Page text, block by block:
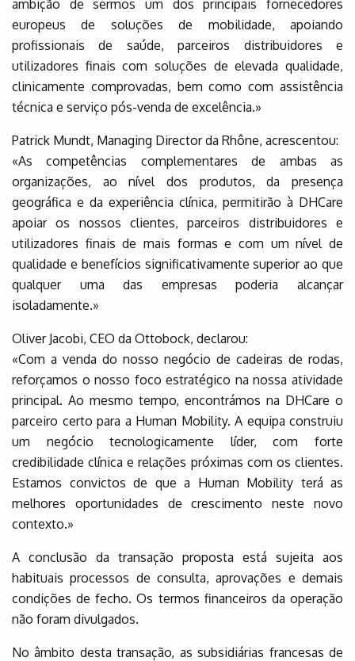
ambição de sermos um dos principais fornecedores
europeus de soluções de mobilidade, apoiando
profissionais de saúde, parceiros distribuidores e
utilizadores finais com soluções de elevada qualidade,
clinicamente comprovadas, bem como com assistência
técnica e serviço pós-venda de excelência.»
Patrick Mundt, Managing Director da Rhône, acrescentou:
«As competências complementares de ambas as
organizações, ao nível dos produtos, da presença
geográfica e da experiência clínica, permitirão à DHCare
apoiar os nossos clientes, parceiros distribuidores e
utilizadores finais de mais formas e com um nível de
qualidade e benefícios significativamente superior ao que
qualquer uma das empresas poderia alcançar
isoladamente.»
Oliver Jacobi, CEO da Ottobock, declarou:
«Com a venda do nosso negócio de cadeiras de rodas,
reforçamos o nosso foco estratégico na nossa atividade
principal. Ao mesmo tempo, encontrámos na DHCare o
parceiro certo para a Human Mobility. A equipa construiu
um negócio tecnologicamente líder, com forte
credibilidade clínica e relações próximas com os clientes.
Estamos convictos de que a Human Mobility terá as
melhores oportunidades de crescimento neste novo
contexto.»
A conclusão da transação proposta está sujeita aos
habituais processos de consulta, aprovações e demais
condições de fecho. Os termos financeiros da operação
não foram divulgados.
No âmbito desta transação, as subsidiárias francesas de